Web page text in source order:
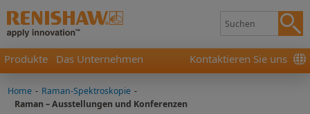
Produkte Das Unternehmen Kontaktieren Sie uns
Home - Raman-Spektroskopie -
Raman – Ausstellungen und Konferenzen